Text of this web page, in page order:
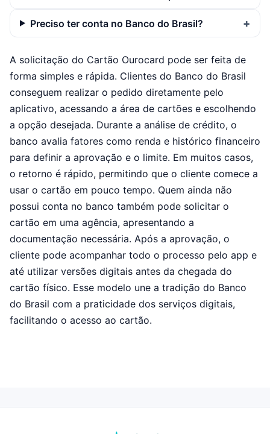
Preciso ter conta no Banco do Brasil?
A solicitação do Cartão Ourocard pode ser feita de
forma simples e rápida. Clientes do Banco do Brasil
conseguem realizar o pedido diretamente pelo
aplicativo, acessando a área de cartões e escolhendo
a opção desejada. Durante a análise de crédito, o
banco avalia fatores como renda e histórico financeiro
para definir a aprovação e o limite. Em muitos casos,
o retorno é rápido, permitindo que o cliente comece a
usar o cartão em pouco tempo. Quem ainda não
possui conta no banco também pode solicitar o
cartão em uma agência, apresentando a
documentação necessária. Após a aprovação, o
cliente pode acompanhar todo o processo pelo app e
até utilizar versões digitais antes da chegada do
cartão físico. Esse modelo une a tradição do Banco
do Brasil com a praticidade dos serviços digitais,
facilitando o acesso ao cartão.